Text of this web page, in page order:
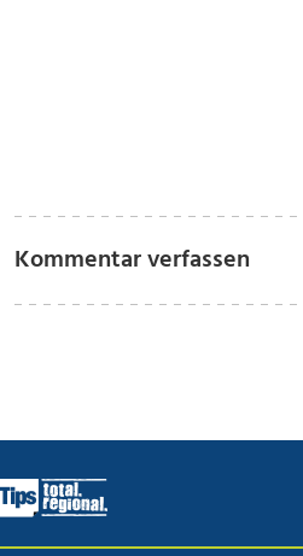
Kommentar verfassen